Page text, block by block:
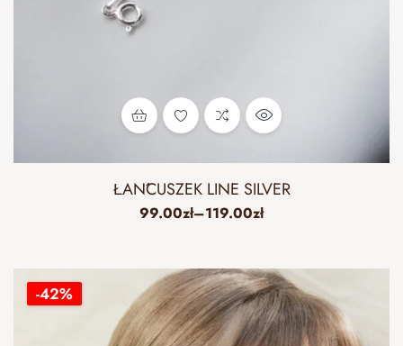
ŁAŃCUSZEK LINE SILVER
99.00zł–119.00zł
-42%